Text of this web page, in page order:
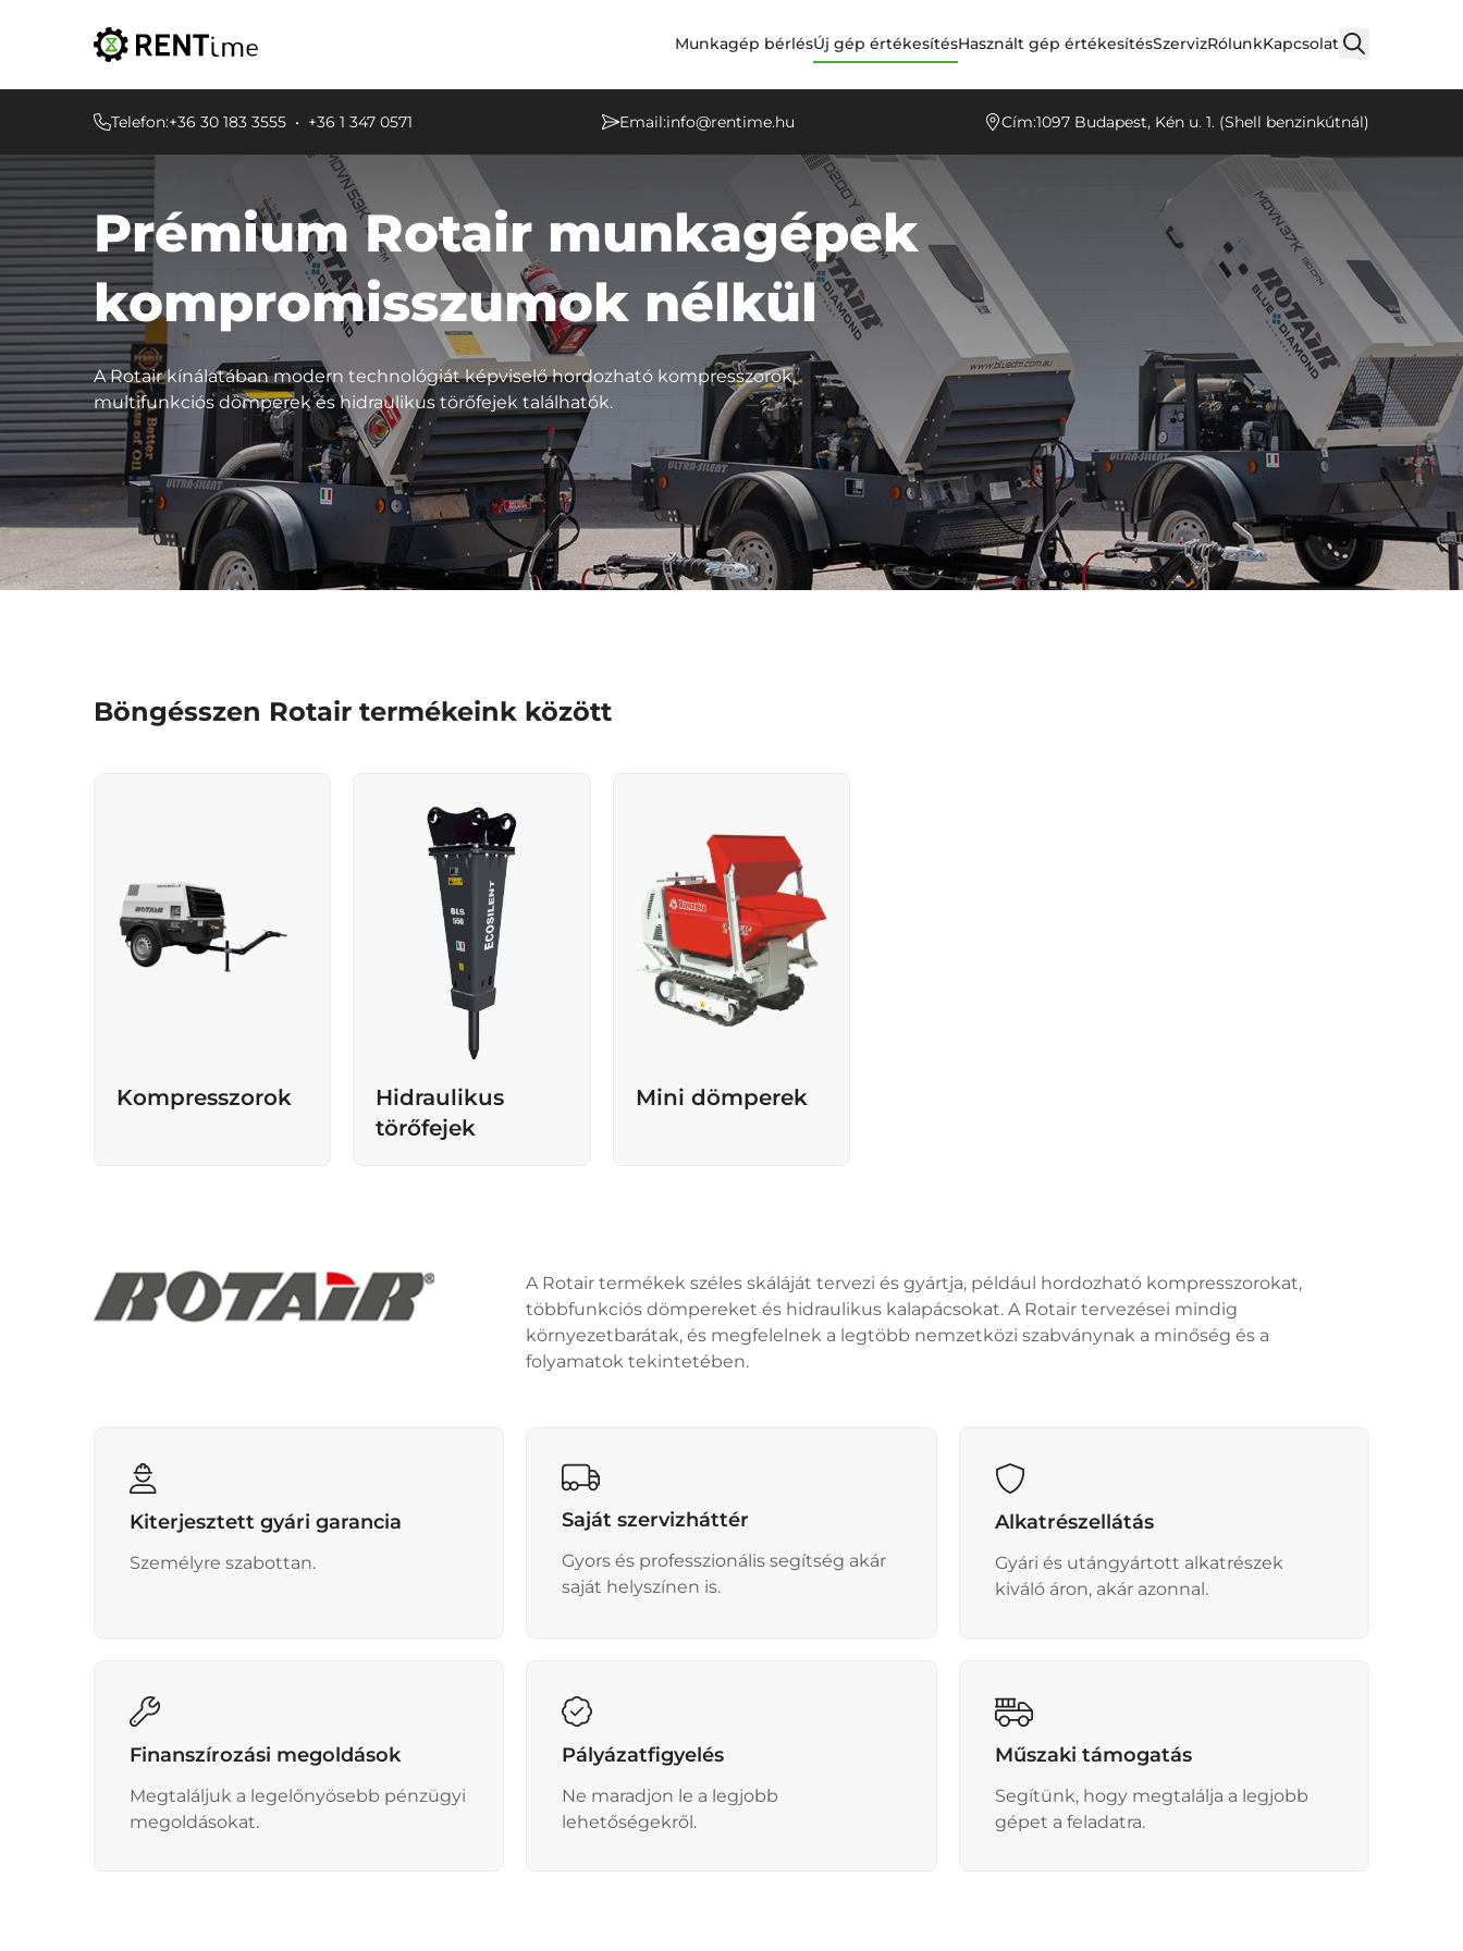
Munkagép bérlésÚj gép értékesítésHasznált gép értékesítésSzervizRólunkKapcsolat
Telefon:+36 30 183 3555 • +36 1 347 0571 Email:info@rentime.hu Cím:1097 Budapest, Kén u. 1. (Shell benzinkútnál)
Prémium Rotair munkagépek
kompromisszumok nélkül
A Rotair kínálatában modern technológiát képviselő hordozható kompresszorok,
multifunkciós dömperek és hidraulikus törőfejek találhatók.
Böngésszen Rotair termékeink között
Kompresszorok
Hidraulikus
törőfejek
Mini dömperek
A Rotair termékek széles skáláját tervezi és gyártja, például hordozható kompresszorokat,
többfunkciós dömpereket és hidraulikus kalapácsokat. A Rotair tervezései mindig
környezetbarátak, és megfelelnek a legtöbb nemzetközi szabványnak a minőség és a
folyamatok tekintetében.
Kiterjesztett gyári garancia
Személyre szabottan.
Saját szervizháttér
Gyors és professzionális segítség akár
saját helyszínen is.
Alkatrészellátás
Gyári és utángyártott alkatrészek
kiváló áron, akár azonnal.
Finanszírozási megoldások
Megtaláljuk a legelőnyösebb pénzügyi
megoldásokat.
Pályázatfigyelés
Ne maradjon le a legjobb
lehetőségekről.
Műszaki támogatás
Segítünk, hogy megtalálja a legjobb
gépet a feladatra.